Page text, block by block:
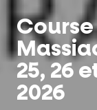
25, 26
2026